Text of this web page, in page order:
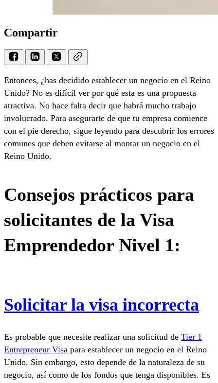
Compartir
Entonces, ¿has decidido establecer un negocio en el Reino
Unido? No es difícil ver por qué esta es una propuesta
atractiva. No hace falta decir que habrá mucho trabajo
involucrado. Para asegurarte de que tu empresa comience
con el pie derecho, sigue leyendo para descubrir los errores
comunes que deben evitarse al montar un negocio en el
Reino Unido.
Consejos prácticos para
solicitantes de la Visa
Emprendedor Nivel 1:
Solicitar la visa incorrecta
Es probable que necesite realizar una solicitud de Tier 1
Entrepreneur Visa para establecer un negocio en el Reino
Unido. Sin embargo, esto depende de la naturaleza de su
negocio, así como de los fondos que tenga disponibles. Es